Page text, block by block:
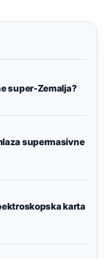
super-Zemalja?
supermasivne
karta